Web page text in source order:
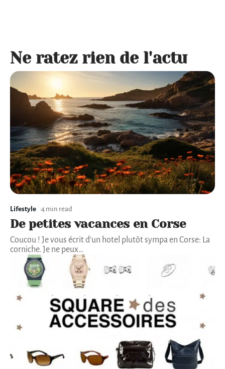
Ne ratez rien de l'actu
Lifestyle 4 min read
De petites vacances en Corse
Coucou ! Je vous écrit d’un hotel plutôt sympa en Corse: La
corniche. Je ne peux…